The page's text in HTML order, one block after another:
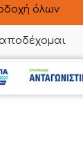
όλων
προτιμήσεων